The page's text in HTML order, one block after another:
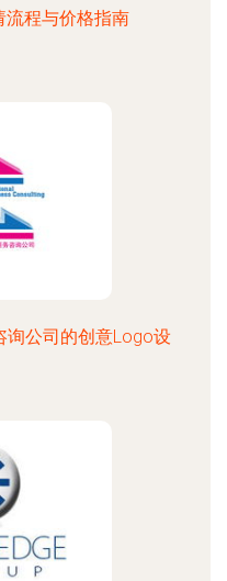
流程与价格指南
询公司的创意Logo设